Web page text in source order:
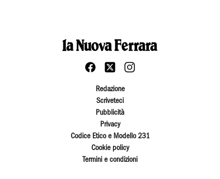
Redazione
Scriveteci
Pubblicità
Privacy
Codice Etico e Modello 231
Cookie policy
Termini e condizioni